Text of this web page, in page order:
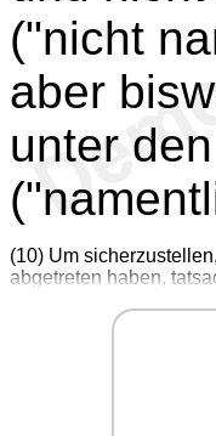
("nicht
aber
unter
(10) Um
abgetreten haben,